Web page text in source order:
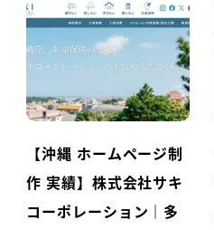
【沖縄 ホームページ制
作 実績】株式会社サキ
コーポレーション｜多